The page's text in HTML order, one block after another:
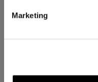
Marketing